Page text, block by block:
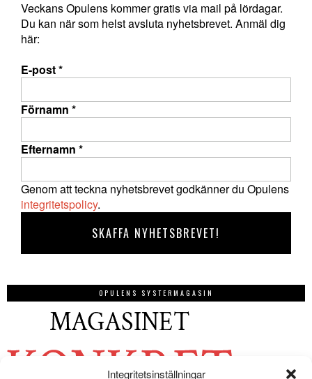
Integritetsinställningar
Veckans Opulens kommer gratis via mail på lördagar.
Du kan när som helst avsluta nyhetsbrevet. Anmäl dig
här:
E-post*
Förnamn *
Efternamn *
Genom att teckna nyhetsbrevet godkänner du Opulens
integritetspolicy.
OPULENS SYSTERMAGASIN